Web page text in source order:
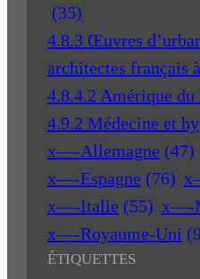
(35)
4.8.3 Œuvres
architectes français
4.8.4.2 Amérique du
4.9.2 Médecine et
x—-Allemagne (47)
x—-Espagne (76)
x—-Italie (55) x—-
x—-Royaume-Uni
ÉTIQUETTES